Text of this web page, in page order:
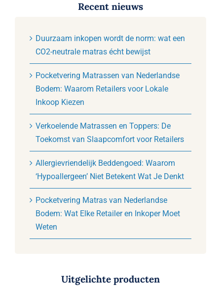
Recent nieuws
Duurzaam inkopen wordt de norm: wat een
CO2-neutrale matras écht bewijst
Pocketvering Matrassen van Nederlandse
Bodem: Waarom Retailers voor Lokale
Inkoop Kiezen
Verkoelende Matrassen en Toppers: De
Toekomst van Slaapcomfort voor Retailers
Allergievriendelijk Beddengoed: Waarom
‘Hypoallergeen’ Niet Betekent Wat Je Denkt
Pocketvering Matras van Nederlandse
Bodem: Wat Elke Retailer en Inkoper Moet
Weten
Uitgelichte producten